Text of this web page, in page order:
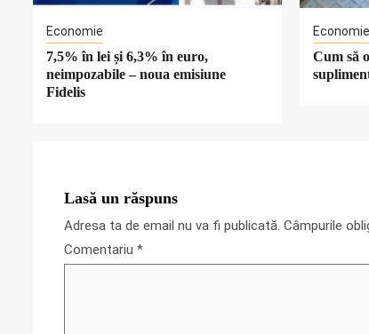
Economie
7,5% în lei și 6,3% în euro,
neimpozabile – noua emisiune
Fidelis
Economie
Cum să
Lasă un răspuns
Adresa ta de email nu va fi publicată. Câmpurile
Comentariu *